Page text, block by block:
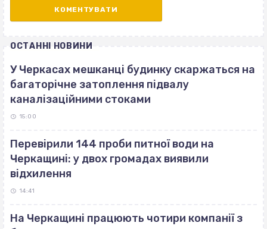
ОСТАННІ НОВИНИ
У Черкасах мешканці будинку скаржаться на
багаторічне затоплення підвалу
каналізаційними стоками
15:00
Перевірили 144 проби питної води на
Черкащині: у двох громадах виявили
відхилення
14:41
На Черкащині працюють чотири компанії з